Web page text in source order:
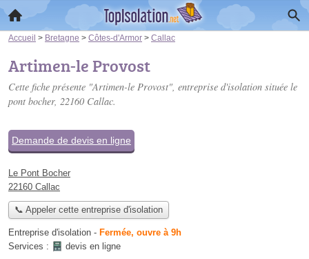
Accueil > Bretagne > Côtes-d'Armor > Callac
Artimen-le Provost
Cette fiche présente "Artimen-le Provost", entreprise d'isolation située le
pont bocher, 22160 Callac.
Demande de devis en ligne
Le Pont Bocher
22160 Callac
📞 Appeler cette entreprise d'isolation
Entreprise d'isolation - Fermée, ouvre à 9h
Services :
devis en ligne